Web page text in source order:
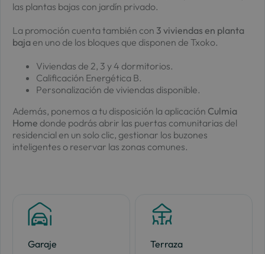
las plantas bajas con jardín privado.
La promoción cuenta también con 3 viviendas en planta
baja en uno de los bloques que disponen de Txoko.
Viviendas de 2, 3 y 4 dormitorios.
Calificación Energética B.
Personalización de viviendas disponible.
Además, ponemos a tu disposición la aplicación Culmia
Home donde podrás abrir las puertas comunitarias del
residencial en un solo clic, gestionar los buzones
inteligentes o reservar las zonas comunes.
Garaje Terraza